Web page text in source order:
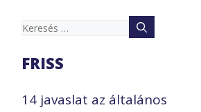
Keresés:
FRISS
14 javaslat az általános